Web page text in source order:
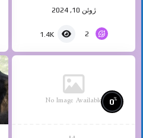
ژوئن 10, 2024
2
1.4K
No Image Available 0%